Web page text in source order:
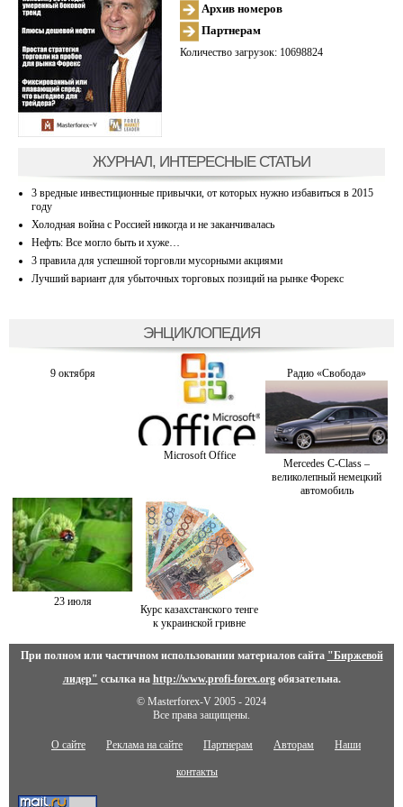
Архив номеров
Партнерам
Количество загрузок: 10698824
ЖУРНАЛ, ИНТЕРЕСНЫЕ СТАТЬИ
3 вредные инвестиционные привычки, от которых нужно избавиться в 2015
году
Холодная война с Россией никогда и не заканчивалась
Нефть: Все могло быть и хуже…
3 правила для успешной торговли мусорными акциями
Лучший вариант для убыточных торговых позиций на рынке Форекс
ЭНЦИКЛОПЕДИЯ
9 октября
Microsoft Office
Радио «Свобода»
Mercedes C-Class –
великолепный немецкий
автомобиль
23 июля
Курс казахстанского тенге
к украинской гривне
При полном или частичном использовании материалов сайта "Биржевой
лидер" ссылка на http://www.profi-forex.orgобязательна.
© Masterforex-V 2005 - 2024
Все права защищены.
О сайте Реклама на сайте Партнерам Авторам Наши
контакты